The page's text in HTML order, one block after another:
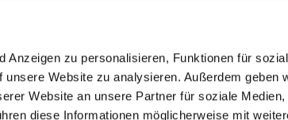
Anzeigen zu personalisieren, Funktionen für
Website zu analysieren. Außerdem geben
Website an unsere Partner für soziale Medien,
diese Informationen möglicherweise mit
im Nacken. Meist
das massive
und
Beschwerden im Schulter-
wieder ins
darauf
Muskeln
Umständen
einer denkt